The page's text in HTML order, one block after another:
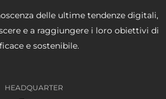
delle ultime tendenze digitali,
e a raggiungere i loro obiettivi di
e sostenibile.
HEADQUARTER